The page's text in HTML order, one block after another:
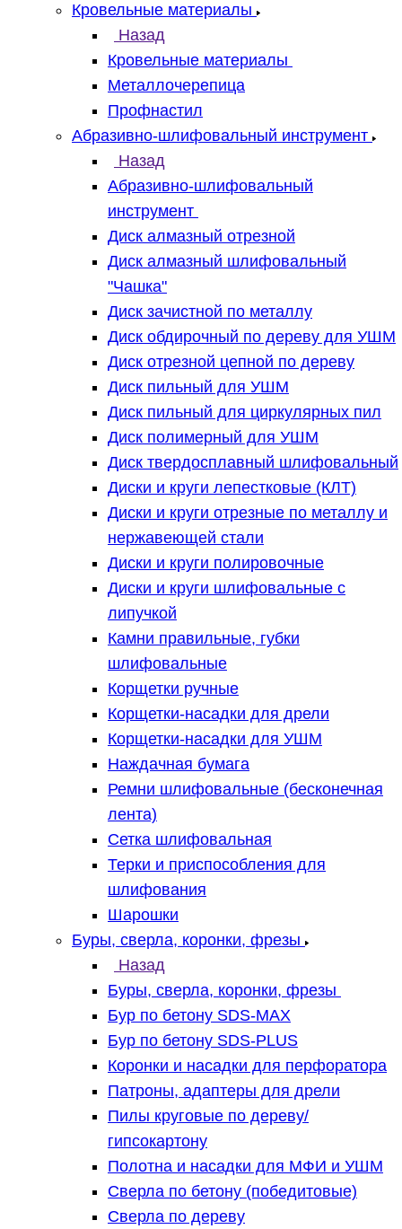
Кровельные материалы
Назад
Кровельные материалы
Металлочерепица
Профнастил
Абразивно-шлифовальный инструмент
Назад
Абразивно-шлифовальный
инструмент
Диск алмазный отрезной
Диск алмазный шлифовальный
"Чашка"
Диск зачистной по металлу
Диск обдирочный по дереву для УШМ
Диск отрезной цепной по дереву
Диск пильный для УШМ
Диск пильный для циркулярных пил
Диск полимерный для УШМ
Диск твердосплавный шлифовальный
Диски и круги лепестковые (КЛТ)
Диски и круги отрезные по металлу и
нержавеющей стали
Диски и круги полировочные
Диски и круги шлифовальные с
липучкой
Камни правильные, губки
шлифовальные
Корщетки ручные
Корщетки-насадки для дрели
Корщетки-насадки для УШМ
Наждачная бумага
Ремни шлифовальные (бесконечная
лента)
Сетка шлифовальная
Терки и приспособления для
шлифования
Шарошки
Буры, сверла, коронки, фрезы
Назад
Буры, сверла, коронки, фрезы
Бур по бетону SDS-MAX
Бур по бетону SDS-PLUS
Коронки и насадки для перфоратора
Патроны, адаптеры для дрели
Пилы круговые по дереву/
гипсокартону
Полотна и насадки для МФИ и УШМ
Сверла по бетону (победитовые)
Сверла по дереву